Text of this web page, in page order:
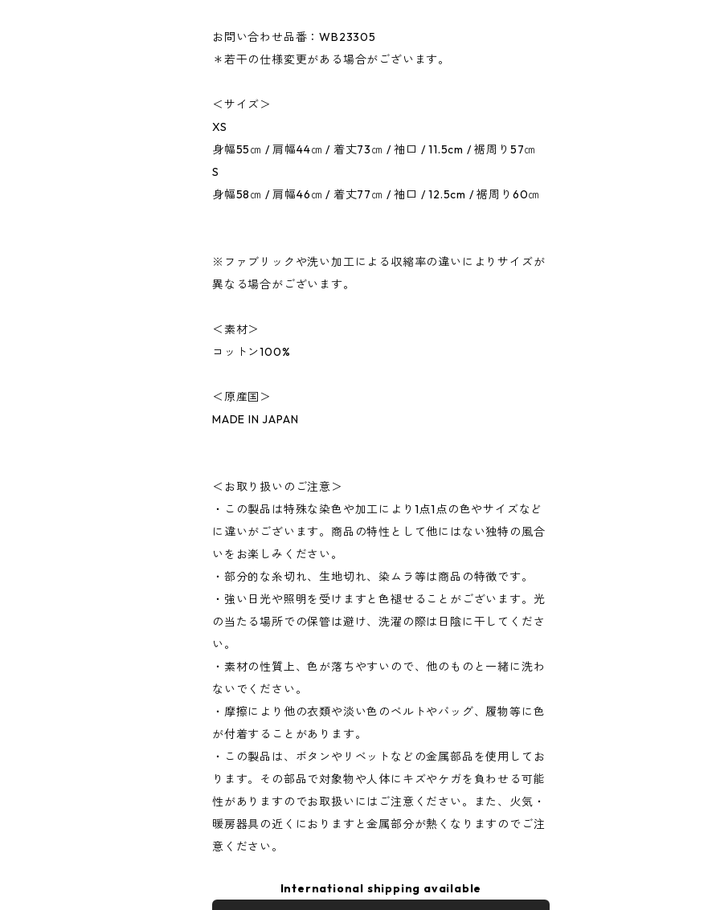
お問い合わせ品番：WB23305
＊若干の仕様変更がある場合がございます。
＜サイズ＞
XS
身幅55㎝ / 肩幅44㎝ / 着丈73㎝ / 袖口 / 11.5cm / 裾周り57㎝
S
身幅58㎝ / 肩幅46㎝ / 着丈77㎝ / 袖口 / 12.5cm / 裾周り60㎝
※ファブリックや洗い加工による収縮率の違いによりサイズが
異なる場合がございます。
＜素材＞
コットン100%
＜原産国＞
MADE IN JAPAN
＜お取り扱いのご注意＞
・この製品は特殊な染色や加工により1点1点の色やサイズなど
に違いがございます。商品の特性として他にはない独特の風合
いをお楽しみください。
・部分的な糸切れ、生地切れ、染ムラ等は商品の特徴です。
・強い日光や照明を受けますと色褪せることがございます。光
の当たる場所での保管は避け、洗濯の際は日陰に干してくださ
い。
・素材の性質上、色が落ちやすいので、他のものと一緒に洗わ
ないでください。
・摩擦により他の衣類や淡い色のベルトやバッグ、履物等に色
が付着することがあります。
・この製品は、ボタンやリベットなどの金属部品を使用してお
ります。その部品で対象物や人体にキズやケガを負わせる可能
性がありますのでお取扱いにはご注意ください。また、火気・
暖房器具の近くにおりますと金属部分が熱くなりますのでご注
意ください。
International shipping available